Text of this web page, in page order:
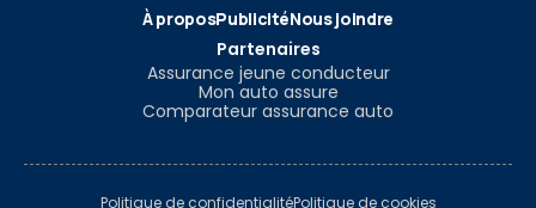
À proposPublicitéNous joindre
Partenaires
Assurance jeune conducteur
Mon auto assure
Comparateur assurance auto
Politique de confidentialitéPolitique de cookies